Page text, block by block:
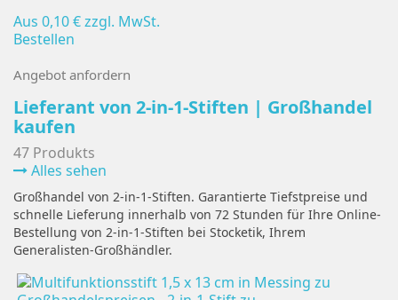
Aus 0,10 €zzgl. MwSt.
Bestellen
Angebot anfordern
Lieferant von 2-in-1-Stiften | Großhandel
kaufen
47 Produkts
Alles sehen
Großhandel von 2-in-1-Stiften. Garantierte Tiefstpreise und
schnelle Lieferung innerhalb von 72 Stunden für Ihre Online-
Bestellung von 2-in-1-Stiften bei Stocketik, Ihrem
Generalisten-Großhändler.